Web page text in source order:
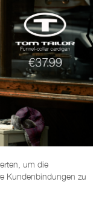
um die
Kundenbindungen zu